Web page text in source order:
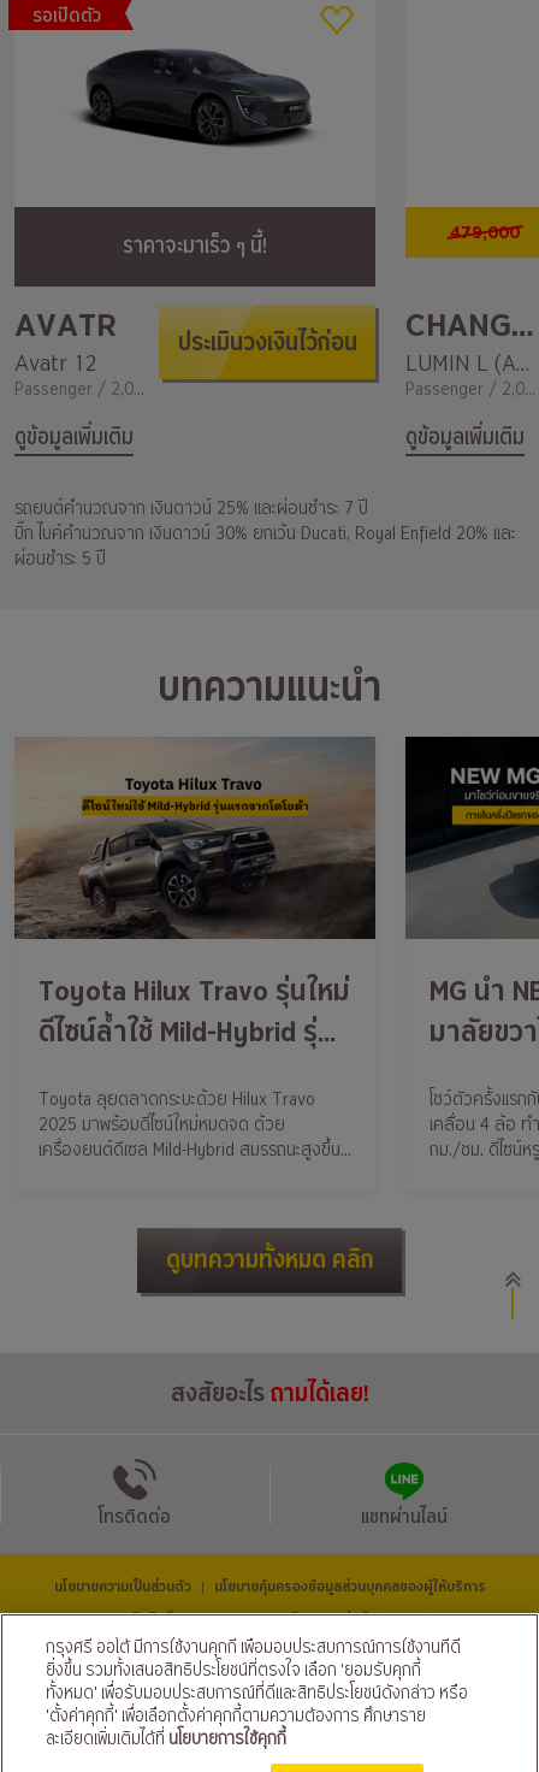
รอเปิดตัว
ราคาจะมาเร็ว ๆ นี้!
AVATR
Avatr 12
Passenger / 2,000
ดูข้อมูลเพิ่มเติม
ประเมินวงเงินไว้ก่อน
479,000
CHANGAN
LUMIN L (AC Only)
Passenger / 2,000
ดูข้อมูลเพิ่มเติม
รถยนต์คำนวณจาก เงินดาวน์ 25% และผ่อนชำระ 7 ปี
บิ๊ก ไบค์คำนวณจาก เงินดาวน์ 30% ยกเว้น Ducati, Royal Enfield 20% และ
ผ่อนชำระ 5 ปี
บทความแนะนำ
Toyota Hilux Travo รุ่นใหม่
ดีไซน์ล้ำใช้ Mild-Hybrid รุ่น
Toyota ลุยตลาดกระบะด้วย Hilux Travo
2025 มาพร้อมดีไซน์ใหม่หมดจด ด้วย
เครื่องยนต์ดีเซล Mild-Hybrid สมรรถนะสูงขึ้น
MG นำ
มาลัยขว
ตัวพร้อม
ทางการ
โชว์ตัวครั้งแรก
เคลื่อน 4 ล้อ ท
กม./ชม. ดีไซน์
ดูบทความทั้งหมด คลิก
สงสัยอะไรถามได้เลย!
โทรติดต่อ แชทผ่านไลน์
นโยบายความเป็นส่วนตัว | นโยบายคุ้มครองข้อมูลส่วนบุคคลของผู้ให้บริการ
© สงวนลิขสิทธิ์ 2569 ธนาคารกรุงศรีอยุธยา จำกัด (มหาชน) และ
บริษัท อยุธยา แคปปิตอล ออโต้ ลีส จำกัด (มหาชน)
ติดตามเราได้ที่
กรุงศรี ออโต้ มีการใช้งานคุกกี้ เพื่อมอบประสบการณ์การใช้งานที่ดี
ยิ่งขึ้น รวมทั้งเสนอสิทธิประโยชน์ที่ตรงใจ เลือก 'ยอมรับคุกกี้
ทั้งหมด' เพื่อรับมอบประสบการณ์ที่ดีและสิทธิประโยชน์ดังกล่าว หรือ
'ตั้งค่าคุกกี้' เพื่อเลือกตั้งค่าคุกกี้ตามความต้องการ ศึกษาราย
ละเอียดเพิ่มเติมได้ที่ นโยบายการใช้คุกกี้